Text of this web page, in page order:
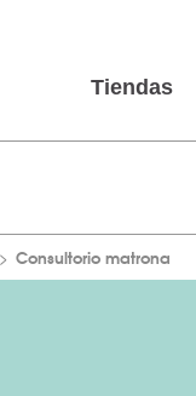
Tiendas
Consultorio matrona